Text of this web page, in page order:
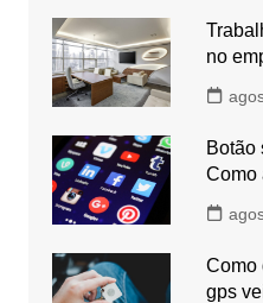
no
Botão
Como
Como
gps